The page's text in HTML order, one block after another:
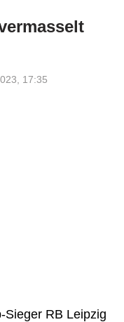
17:35
Sieger RB Leipzig